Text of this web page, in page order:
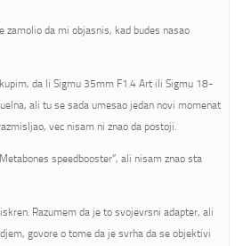
zamolio da mi objasnis, kad budes nasao
da li Sigmu 35mm F1.4 Art ili Sigmu 18-
ali tu se sada umesao jedan novi momenat
vec nisam ni znao da postoji.
speedbooster”, ali nisam znao sta
Razumem da je to svojevrsni adapter, ali
govore o tome da je svrha da se objektivi